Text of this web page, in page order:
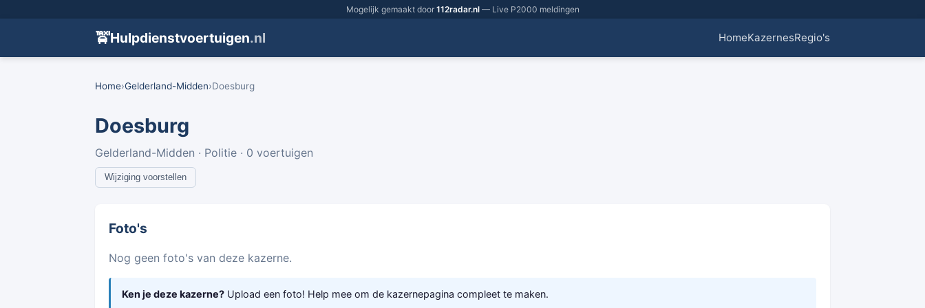
Mogelijk gemaakt door 112radar.nl— Live P2000 meldingen
🚖Hulpdienstvoertuigen.nl HomeKazernesRegio's
Home›Gelderland-Midden›Doesburg
Doesburg
Gelderland-Midden · Politie · 0 voertuigen
Wijziging voorstellen
Foto's
Nog geen foto's van deze kazerne.
Ken je deze kazerne? Upload een foto! Help mee om de kazernepagina compleet te maken.